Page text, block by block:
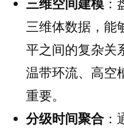
三维空间建模：
三维体数据，能
平之间的复杂关
温带环流、高空
重要。
分级时间聚合：